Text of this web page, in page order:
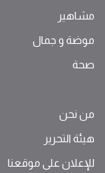
مشاهير
موضة ‫و‬ ‫‬‫جمال‬
صحة
من نحن
هيئة التحرير
للإعلان على موقعنا